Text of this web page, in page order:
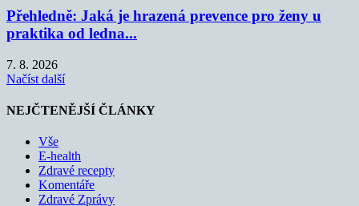
Přehledně: Jaká je hrazená prevence pro ženy u
praktika od ledna...
7. 8. 2026
Načíst další
NEJČTENĚJŠÍ ČLÁNKY
Vše
E-health
Zdravé recepty
Komentáře
Zdravé Zprávy